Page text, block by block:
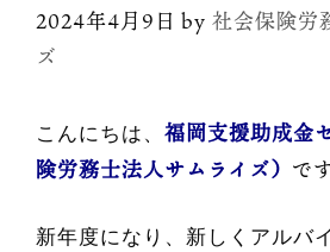
2024年4月9日 by 社会保険労
ズ
こんにちは、 福岡支援助成金
険労務士法人サムライズ） です
新年度になり、新しくアルバ